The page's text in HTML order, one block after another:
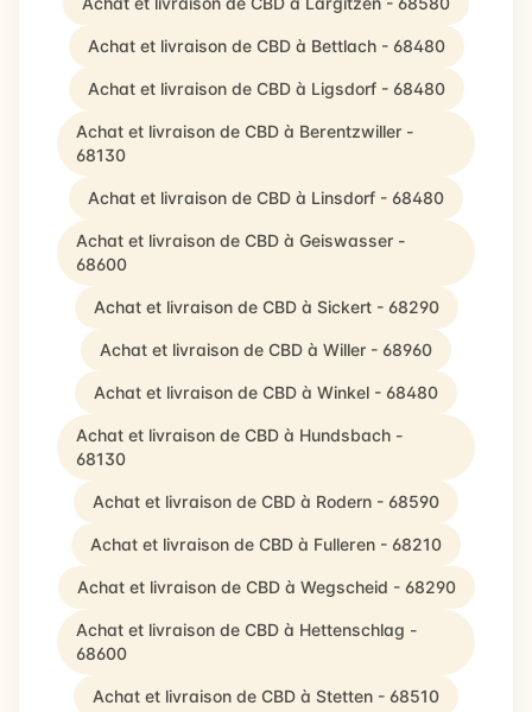
Achat et livraison de CBD à Bettlach - 68480
Achat et livraison de CBD à Ligsdorf - 68480
Achat et livraison de CBD à Berentzwiller -
68130
Achat et livraison de CBD à Linsdorf - 68480
Achat et livraison de CBD à Geiswasser -
68600
Achat et livraison de CBD à Sickert - 68290
Achat et livraison de CBD à Willer - 68960
Achat et livraison de CBD à Winkel - 68480
Achat et livraison de CBD à Hundsbach -
68130
Achat et livraison de CBD à Rodern - 68590
Achat et livraison de CBD à Fulleren - 68210
Achat et livraison de CBD à Wegscheid - 68290
Achat et livraison de CBD à Hettenschlag -
68600
Achat et livraison de CBD à Stetten - 68510